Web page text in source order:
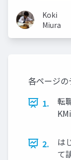
Koki
Miura
各ページの
1.
転
2.
は
て